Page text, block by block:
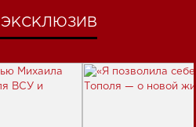
ЭКСКЛЮЗИВ